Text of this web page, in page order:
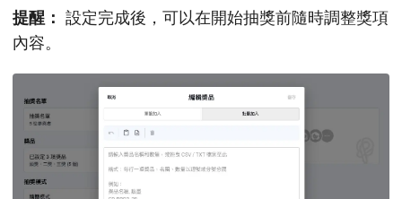
提醒： 設定完成後，可以在開始抽獎前隨時調整獎項
內容。